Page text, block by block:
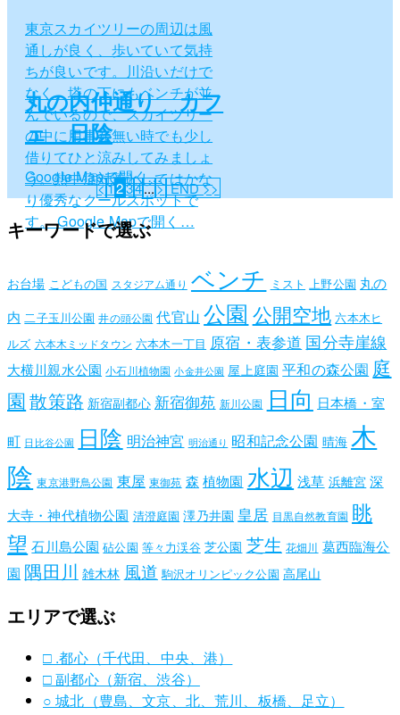
東京スカイツリーの周辺は風
通しが良く、歩いていて気持
ちが良いです。川沿いだけで
なく、塔の下にもベンチが並
んでいるので、スカイツリー
の中に用事が無い時でも少し
借りてひと涼みしてみましょ
う。熱中症対策としてはかな
り優秀なクールスポットで
す。 Google Mapで開く…
丸の内仲通り カフ
ェ 日陰
Google Mapで開く…
<1234...>END >>
キーワードで選ぶ
お台場 こどもの国 スタジアム通り ベンチ ミスト 上野公園 丸の
内 二子玉川公園 井の頭公園 代官山 公園 公開空地 六本木ヒ
ルズ 六本木ミッドタウン 六本木一丁目 原宿・表参道 国分寺崖線
大横川親水公園 小石川植物園 小金井公園 屋上庭園 平和の森公園 庭
園散策路 新宿副都心 新宿御苑 新川公園 日向 日本橋・室
町 日比谷公園 日陰 明治神宮 明治通り 昭和記念公園 晴海 木
陰 東京港野鳥公園 東屋 東御苑 森 植物園 水辺 浅草 浜離宮 深
大寺・神代植物公園 清澄庭園 澤乃井園 皇居 目黒自然教育園 眺
望 石川島公園 砧公園 等々力渓谷 芝公園 芝生 花畑川 葛西臨海公
園 隅田川 雑木林 風道 駒沢オリンピック公園 高尾山
エリアで選ぶ
□ .都心（千代田、中央、港）
□ 副都心（新宿、渋谷）
○ 城北（豊島、文京、北、荒川、板橋、足立）